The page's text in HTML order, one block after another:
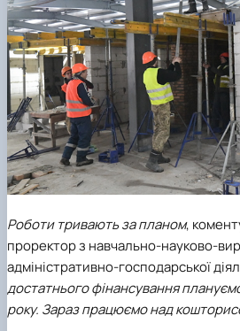
Роботи тривають за планом,
проректор з навчально-науково-
адміністративно-господарської
достатнього фінансування
року. Зараз працюємо над